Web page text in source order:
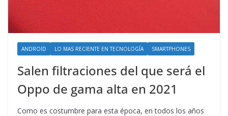
ANDROID LO MAS RECIENTE EN TECNOLOGÍA SMARTPHONES
Salen filtraciones del que será el
Oppo de gama alta en 2021
Como es costumbre para esta época, en todos los años